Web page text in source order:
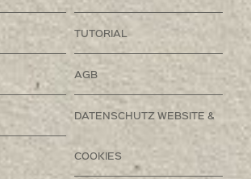
TUTORIAL
AGB
DATENSCHUTZ WEBSITE &
COOKIES